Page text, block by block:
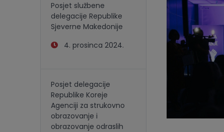
Posjet službene
delegacije Republike
Sjeverne Makedonije
4. prosinca 2024.
Posjet delegacije
Republike Koreje
Agenciji za strukovno
obrazovanje i
obrazovanje odraslih